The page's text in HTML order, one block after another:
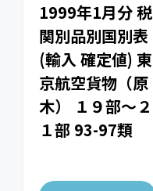
1999年1月分 税
関別品別国別表
(輸入 確定値) 東
京航空貨物（原
木） １９部～２
１部 93-97類